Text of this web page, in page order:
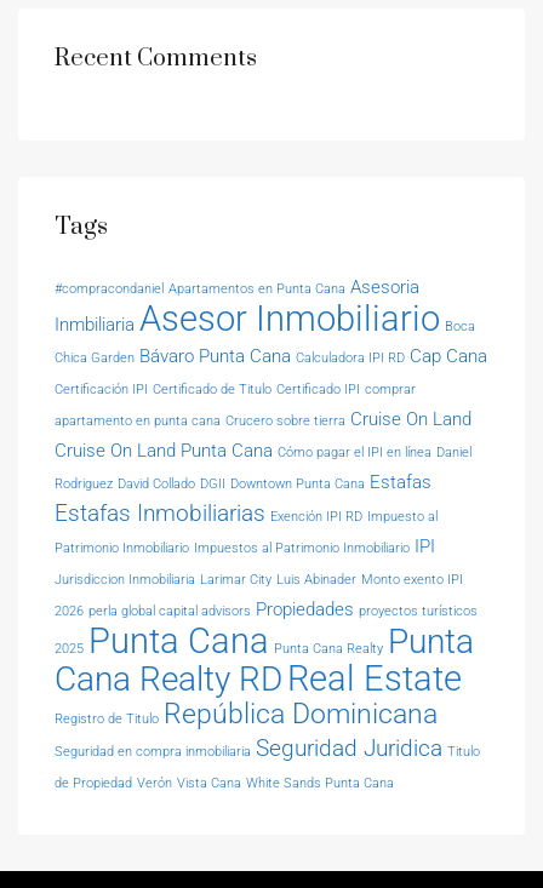
Recent Comments
Tags
#compracondaniel Apartamentos en Punta Cana Asesoria
Inmbiliaria Asesor Inmobiliario Boca
Chica Garden Bávaro Punta Cana Calculadora IPI RD Cap Cana
Certificación IPI Certificado de Titulo Certificado IPI comprar
apartamento en punta cana Crucero sobre tierra Cruise On Land
Cruise On Land Punta Cana Cómo pagar el IPI en línea Daniel
Rodriguez David Collado DGII Downtown Punta Cana Estafas
Estafas Inmobiliarias Exención IPI RD Impuesto al
Patrimonio Inmobiliario Impuestos al Patrimonio Inmobiliario IPI
Jurisdiccion Inmobiliaria Larimar City Luis Abinader Monto exento IPI
2026 perla global capital advisors Propiedades proyectos turísticos
2025 Punta Cana Punta Cana Realty Punta
Cana Realty RD Real Estate
Registro de Titulo República Dominicana
Seguridad en compra inmobiliaria Seguridad Juridica Titulo
de Propiedad Verón Vista Cana White Sands Punta Cana